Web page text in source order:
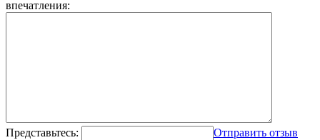
впечатления:
Представьтесь: Отправить отзыв